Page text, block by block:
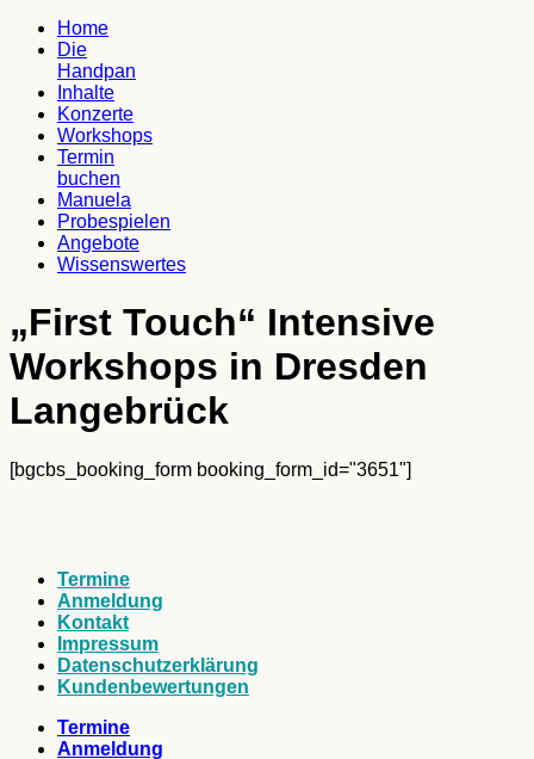
Home
Die
Handpan
Inhalte
Konzerte
Workshops
Termin
buchen
Manuela
Probespielen
Angebote
Wissenswertes
„First Touch“ Intensive
Workshops in Dresden
Langebrück
[bgcbs_booking_form booking_form_id="3651"]
Termine
Anmeldung
Kontakt
Impressum
Datenschutzerklärung
Kundenbewertungen
Termine
Anmeldung